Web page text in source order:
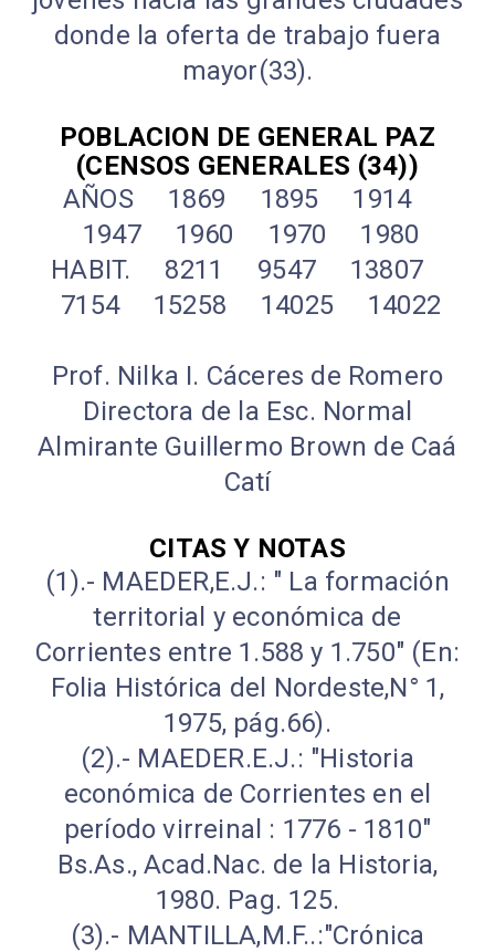
donde la oferta de trabajo fuera
mayor(33).
POBLACION DE GENERAL PAZ
(CENSOS GENERALES (34))
AÑOS 1869 1895 1914
1947 1960 1970 1980
HABIT. 8211 9547 13807
7154 15258 14025 14022
Prof. Nilka I. Cáceres de Romero
Directora de la Esc. Normal
Almirante Guillermo Brown de Caá
Catí
CITAS Y NOTAS
(1).- MAEDER,E.J.: " La formación
territorial y económica de
Corrientes entre 1.588 y 1.750" (En:
Folia Histórica del Nordeste,N° 1,
1975, pág.66).
(2).- MAEDER.E.J.: "Historia
económica de Corrientes en el
período virreinal : 1776 - 1810"
Bs.As., Acad.Nac. de la Historia,
1980. Pag. 125.
(3).- MANTILLA,M.F..:"Crónica